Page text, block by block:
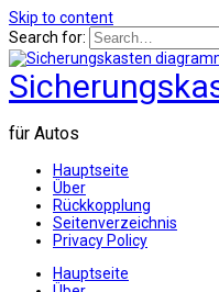
Skip to content
Search for:
für Autos
Hauptseite
Über
Rückkopplung
Seitenverzeichnis
Privacy Policy
Hauptseite